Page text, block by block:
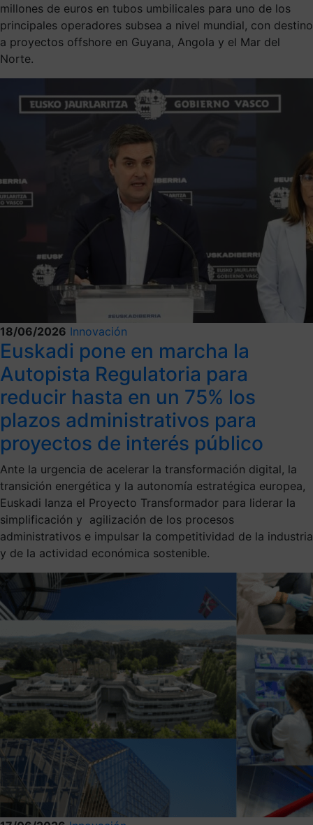
millones de euros en tubos umbilicales para uno de los
principales operadores subsea a nivel mundial, con destino
a proyectos offshore en Guyana, Angola y el Mar del
Norte.
18/06/2026 Innovación
Euskadi pone en marcha la
Autopista Regulatoria para
reducir hasta en un 75% los
plazos administrativos para
proyectos de interés público
Ante la urgencia de acelerar la transformación digital, la
transición energética y la autonomía estratégica europea,
Euskadi lanza el Proyecto Transformador para liderar la
simplificación y agilización de los procesos
administrativos e impulsar la competitividad de la industria
y de la actividad económica sostenible.